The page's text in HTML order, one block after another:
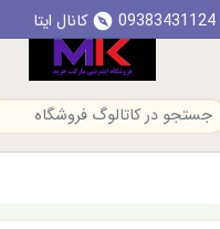
09383431124
explore کانال ایتا